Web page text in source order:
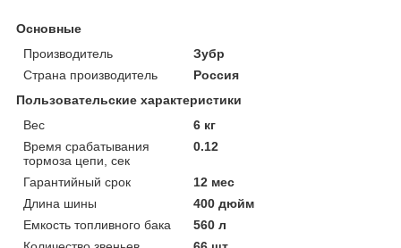
Основные
Производитель
Зубр
Страна производитель
Россия
Пользовательские характеристики
Вес
6 кг
Время срабатывания
тормоза цепи, сек
0.12
Гарантийный срок
12 мес
Длина шины
400 дюйм
Емкость топливного бака
560 л